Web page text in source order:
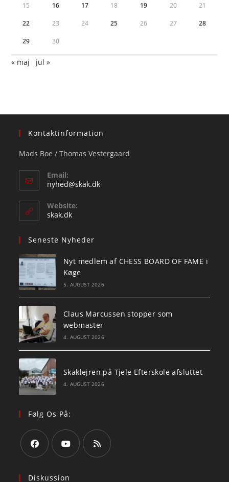
15 16 17 18 19 20 21
22 23 24 25 26 27 28
29 30
« maj jul »
Kontaktinformation
Mads Boe / Thomas Vestergaard
Email:
nyhed@skak.dkOpens
Website:
skak.dk
Seneste Nyheder
Nyt medlem af CHESS BOARD OF FAME i
Køge
5. AUGUST 2026
Claus Marcussen stopper som
webmaster
4. AUGUST 2026
Skaklejren på Tjele Efterskole afsluttet
4. AUGUST 2026
Følg Os På:
in
in
Diskussion